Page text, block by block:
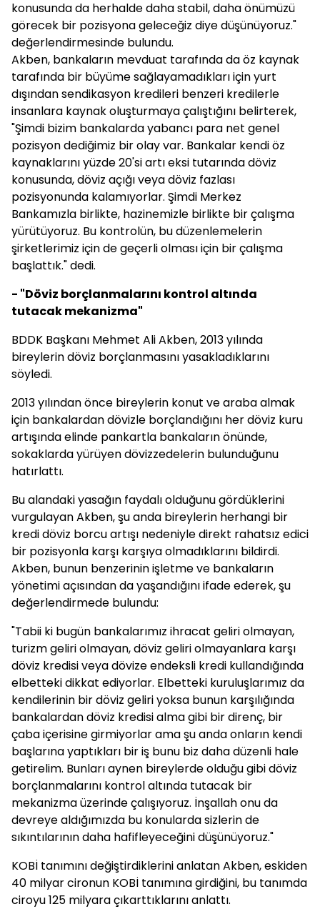
konusunda da herhalde daha stabil, daha önümüzü
görecek bir pozisyona geleceğiz diye düşünüyoruz."
değerlendirmesinde bulundu.
Akben, bankaların mevduat tarafında da öz kaynak
tarafında bir büyüme sağlayamadıkları için yurt
dışından sendikasyon kredileri benzeri kredilerle
insanlara kaynak oluşturmaya çalıştığını belirterek,
"Şimdi bizim bankalarda yabancı para net genel
pozisyon dediğimiz bir olay var. Bankalar kendi öz
kaynaklarını yüzde 20'si artı eksi tutarında döviz
konusunda, döviz açığı veya döviz fazlası
pozisyonunda kalamıyorlar. Şimdi Merkez
Bankamızla birlikte, hazinemizle birlikte bir çalışma
yürütüyoruz. Bu kontrolün, bu düzenlemelerin
şirketlerimiz için de geçerli olması için bir çalışma
başlattık." dedi.
- "Döviz borçlanmalarını kontrol altında
tutacak mekanizma"
BDDK Başkanı Mehmet Ali Akben, 2013 yılında
bireylerin döviz borçlanmasını yasakladıklarını
söyledi.
2013 yılından önce bireylerin konut ve araba almak
için bankalardan dövizle borçlandığını her döviz kuru
artışında elinde pankartla bankaların önünde,
sokaklarda yürüyen dövizzedelerin bulunduğunu
hatırlattı.
Bu alandaki yasağın faydalı olduğunu gördüklerini
vurgulayan Akben, şu anda bireylerin herhangi bir
kredi döviz borcu artışı nedeniyle direkt rahatsız edici
bir pozisyonla karşı karşıya olmadıklarını bildirdi.
Akben, bunun benzerinin işletme ve bankaların
yönetimi açısından da yaşandığını ifade ederek, şu
değerlendirmede bulundu:
"Tabii ki bugün bankalarımız ihracat geliri olmayan,
turizm geliri olmayan, döviz geliri olmayanlara karşı
döviz kredisi veya dövize endeksli kredi kullandığında
elbetteki dikkat ediyorlar. Elbetteki kuruluşlarımız da
kendilerinin bir döviz geliri yoksa bunun karşılığında
bankalardan döviz kredisi alma gibi bir direnç, bir
çaba içerisine girmiyorlar ama şu anda onların kendi
başlarına yaptıkları bir iş bunu biz daha düzenli hale
getirelim. Bunları aynen bireylerde olduğu gibi döviz
borçlanmalarını kontrol altında tutacak bir
mekanizma üzerinde çalışıyoruz. İnşallah onu da
devreye aldığımızda bu konularda sizlerin de
sıkıntılarının daha hafifleyeceğini düşünüyoruz."
KOBİ tanımını değiştirdiklerini anlatan Akben, eskiden
40 milyar cironun KOBİ tanımına girdiğini, bu tanımda
ciroyu 125 milyara çıkarttıklarını anlattı.